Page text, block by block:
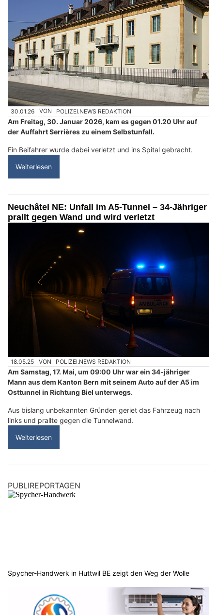
30.01.26 VON POLIZEI.NEWS REDAKTION
Am Freitag, 30. Januar 2026, kam es gegen 01.20 Uhr auf
der Auffahrt Serrières zu einem Selbstunfall.
Ein Beifahrer wurde dabei verletzt und ins Spital gebracht.
Weiterlesen
Neuchâtel NE: Unfall im A5-Tunnel – 34-Jähriger
prallt gegen Wand und wird verletzt
18.05.25 VON POLIZEI.NEWS REDAKTION
Am Samstag, 17. Mai, um 09:00 Uhr war ein 34-jähriger
Mann aus dem Kanton Bern mit seinem Auto auf der A5 im
Osttunnel in Richtung Biel unterwegs.
Aus bislang unbekannten Gründen geriet das Fahrzeug nach
links und prallte gegen die Tunnelwand.
Weiterlesen
PUBLIREPORTAGEN
Spycher-Handwerk in Huttwil BE zeigt den Weg der Wolle